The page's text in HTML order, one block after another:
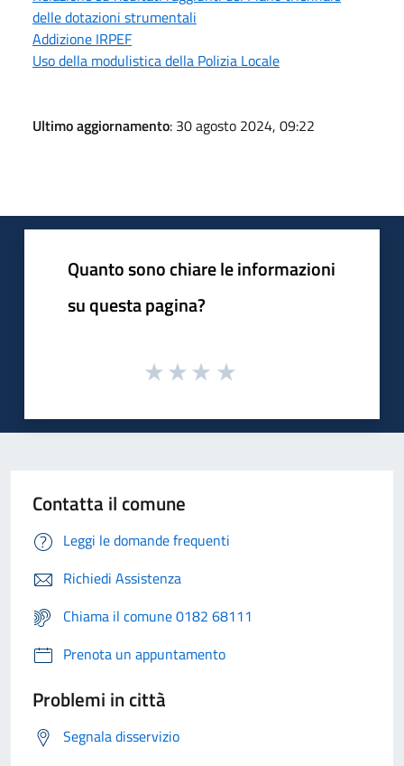
delle dotazioni strumentali
Addizione IRPEF
Uso della modulistica della Polizia Locale
Ultimo aggiornamento: 30 agosto 2024, 09:22
Quanto sono chiare le informazioni
su questa pagina?
Contatta il comune
Leggi le domande frequenti
Richiedi Assistenza
Chiama il comune 0182 68111
Prenota un appuntamento
Problemi in città
Segnala disservizio